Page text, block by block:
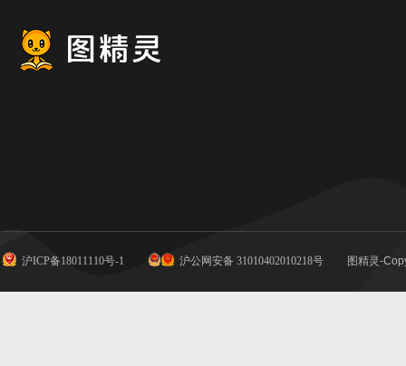
沪ICP备18011110号-1 沪公网安备 31010402010218号 图精灵-